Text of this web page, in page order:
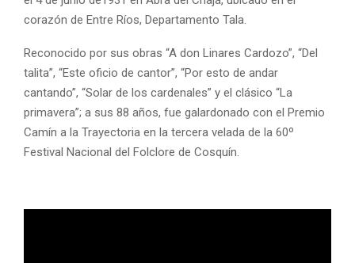
corazón de Entre Ríos, Departamento Tala.
Reconocido por sus obras “A don Linares Cardozo”, “Del
talita”, “Este oficio de cantor”, “Por esto de andar
cantando”, “Solar de los cardenales” y el clásico “La
primavera”; a sus 88 años, fue galardonado con el Premio
Camín a la Trayectoria en la tercera velada de la 60º
Festival Nacional del Folclore de Cosquín.